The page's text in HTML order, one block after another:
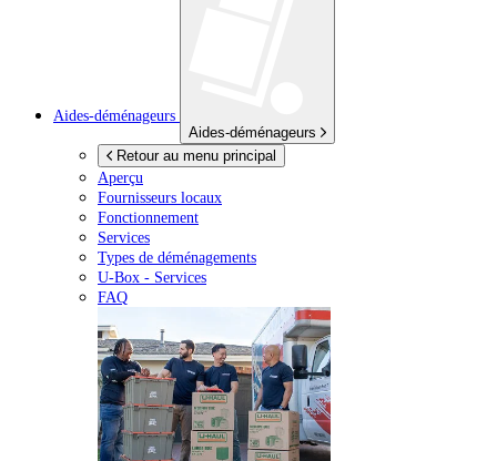
Aides-déménageurs
Aides-déménageurs
Retour au menu principal
Aperçu
Fournisseurs locaux
Fonctionnement
Services
Types de déménagements
U-Box - Services
FAQ